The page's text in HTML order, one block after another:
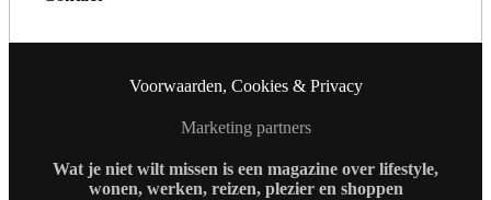
Voorwaarden, Cookies & Privacy
Marketing partners
Wat je niet wilt missen is een magazine over lifestyle,
wonen, werken, reizen, plezier en shoppen